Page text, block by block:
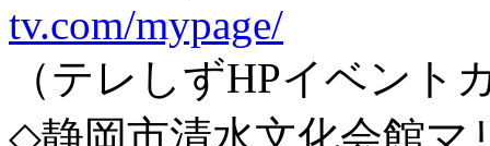
tv.com/mypage/
（テレしずHPイベント